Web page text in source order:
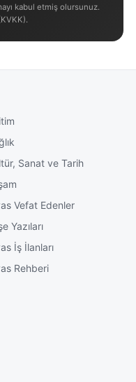
kabul etmiş olursunuz.
Sanat ve Tarih
Vefat Edenler
Yazıları
İş İlanları
Rehberi